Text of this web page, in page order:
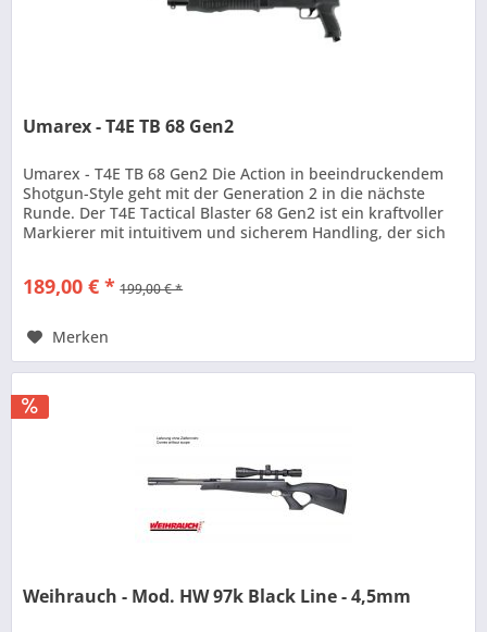
Umarex - T4E TB 68 Gen2
Umarex - T4E TB 68 Gen2 Die Action in beeindruckendem
Shotgun-Style geht mit der Generation 2 in die nächste
Runde. Der T4E Tactical Blaster 68 Gen2 ist ein kraftvoller
Markierer mit intuitivem und sicherem Handling, der sich
189,00 € * 199,00 € *
Merken
Weihrauch - Mod. HW 97k Black Line - 4,5mm